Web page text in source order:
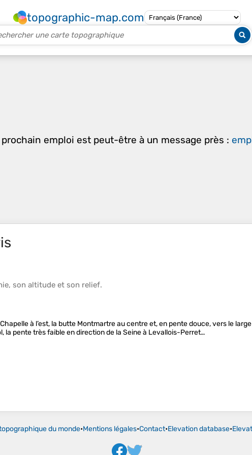
topographic-map.com
prochain emploi est peut-être à un message près :
, son altitude et son relief.
à l’est, la butte Montmartre au centre et, en pente douce, vers le
la pente très faible en direction de la Seine à Levallois-Perret…
du monde•Mentions légales•Contact•Elevation database•